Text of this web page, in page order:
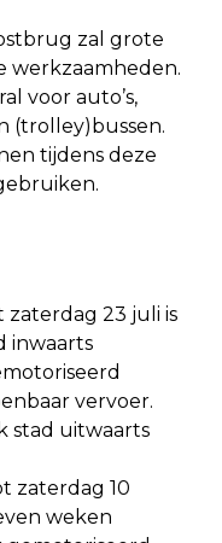
zal grote
werkzaamheden.
voor auto’s,
(trolley)bussen.
tijdens deze
zaterdag 23 juli is
inwaarts
vervoer.
stad uitwaarts
zaterdag 10
weken